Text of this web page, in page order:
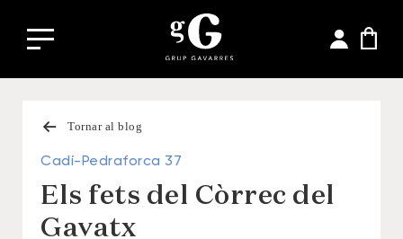
Tornar al blog
Cadí-Pedraforca 37
Els fets del Còrrec del
Gavatx